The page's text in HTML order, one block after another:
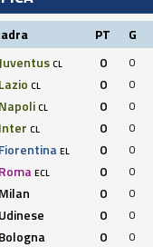
PT G
Juventus CL 0 0
Lazio CL 0 0
Napoli CL 0 0
Inter CL 0 0
Fiorentina EL 0 0
Roma ECL 0 0
Milan 0 0
Udinese 0 0
Bologna 0 0